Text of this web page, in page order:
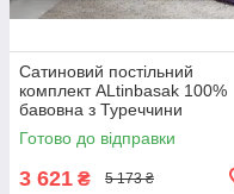
Сатиновий постільний
комплект ALtinbasak 100%
бавовна з Туреччини
двоспальний - євро
Готово до відправки
3 621 ₴ 5 173 ₴